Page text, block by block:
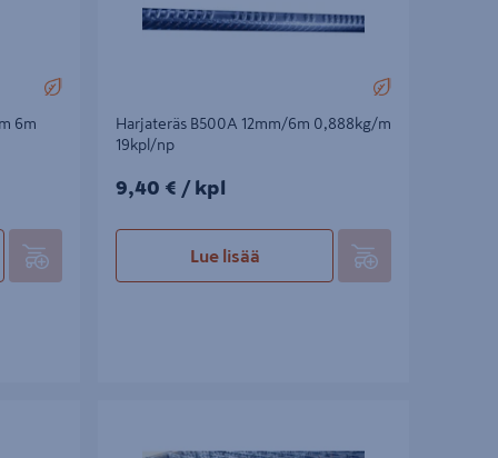
6m
Harjateräs B500A 12mm/6m 0,888kg/m
19kpl/np
9,40€/kpl
9,40 € / kpl
Lue lisää